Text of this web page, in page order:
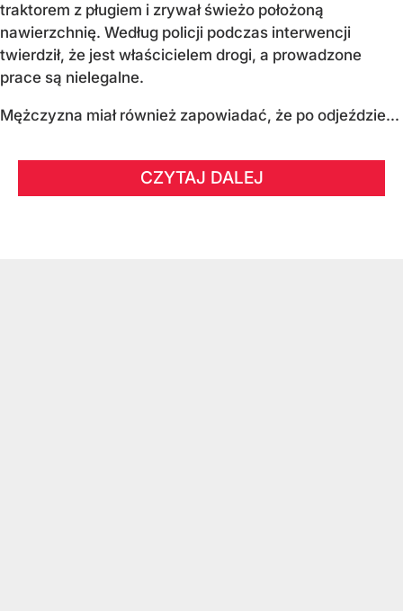
traktorem z pługiem i zrywał świeżo położoną
nawierzchnię. Według policji podczas interwencji
twierdził, że jest właścicielem drogi, a prowadzone
prace są nielegalne.
Mężczyzna miał również zapowiadać, że po odjeździe...
CZYTAJ DALEJ